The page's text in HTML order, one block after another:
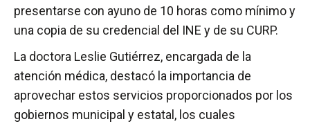
presentarse con ayuno de 10 horas como mínimo y
una copia de su credencial del INE y de su CURP.
La doctora Leslie Gutiérrez, encargada de la
atención médica, destacó la importancia de
aprovechar estos servicios proporcionados por los
gobiernos municipal y estatal, los cuales